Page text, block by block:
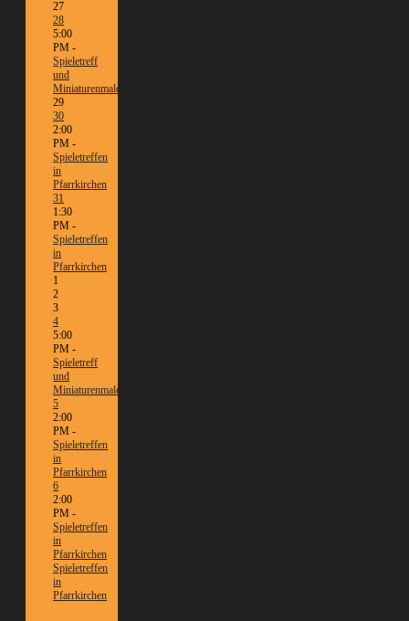
27
28
5:00
PM -
Spieletreff
und
Miniaturenmalen/Tabletop
29
30
2:00
PM -
Spieletreffen
in
Pfarrkirchen
31
1:30
PM -
Spieletreffen
in
Pfarrkirchen
1
2
3
4
5:00
PM -
Spieletreff
und
Miniaturenmalen/Tabletop
5
2:00
PM -
Spieletreffen
in
Pfarrkirchen
6
2:00
PM -
Spieletreffen
in
Pfarrkirchen
Spieletreffen
in
Pfarrkirchen